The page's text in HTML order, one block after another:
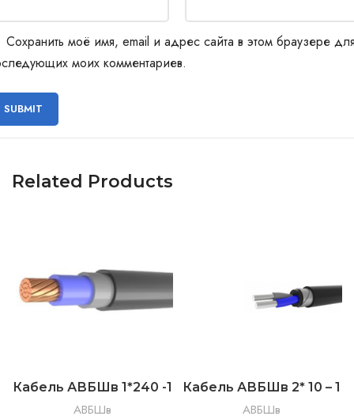
Сохранить моё имя, email и адрес сайта в этом браузере
моих комментариев.
Related Products
Кабель АВБШв 1*240 -1
АВБШв
Кабель АВБШв 2* 10 – 1
АВБШв